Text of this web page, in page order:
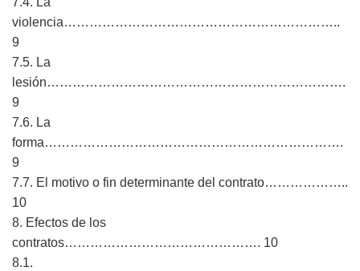
violencia………………………………………………………..
9
7.5. La
lesión…………………………………………………………….
9
7.6. La
forma…………………………………………………………….
9
7.7. El motivo o fin determinante del contrato………………..
10
8. Efectos de los
contratos………………………………………. 10
8.1.